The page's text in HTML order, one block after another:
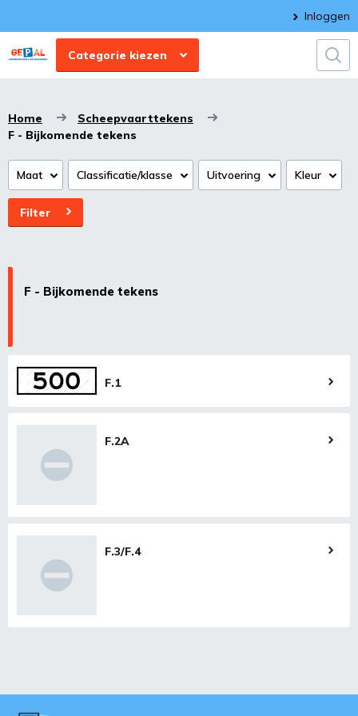
Inloggen
Categorie kiezen
Home
Scheepvaarttekens
F - Bijkomende tekens
Maat Classificatie/klasse Uitvoering Kleur
Filter
F - Bijkomende tekens
F.1
F.2A
F.3/F.4